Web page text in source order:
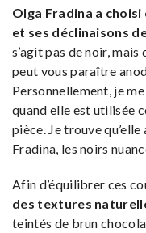
Olga Fradina a
et ses déclinaisons
s’agit pas de noir,
peut vous paraître
Personnellement, je
quand elle est utilisée
pièce. Je trouve
Fradina, les noirs
Afin d’équilibrer ces
des textures
teintés de brun